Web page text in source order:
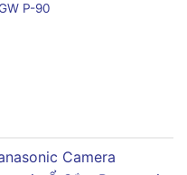
P-90
Camera